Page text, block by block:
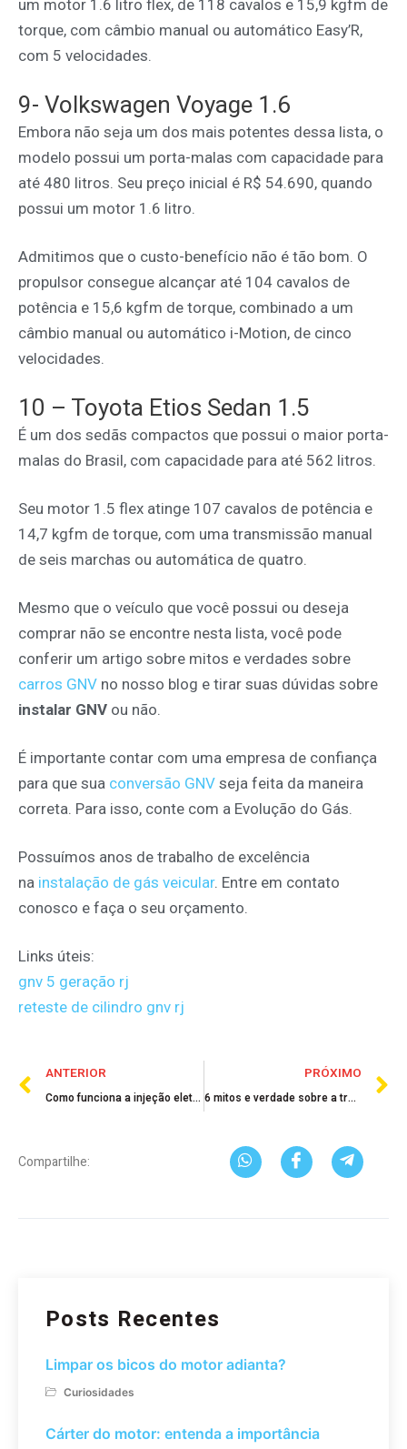
um motor 1.6 litro flex, de 118 cavalos e 15,9 kgfm de
torque, com câmbio manual ou automático Easy’R,
com 5 velocidades.
9- Volkswagen Voyage 1.6
Embora não seja um dos mais potentes dessa lista, o
modelo possui um porta-malas com capacidade para
até 480 litros. Seu preço inicial é R$ 54.690, quando
possui um motor 1.6 litro.
Admitimos que o custo-benefício não é tão bom. O
propulsor consegue alcançar até 104 cavalos de
potência e 15,6 kgfm de torque, combinado a um
câmbio manual ou automático i-Motion, de cinco
velocidades.
10 – Toyota Etios Sedan 1.5
É um dos sedãs compactos que possui o maior porta-
malas do Brasil, com capacidade para até 562 litros.
Seu motor 1.5 flex atinge 107 cavalos de potência e
14,7 kgfm de torque, com uma transmissão manual
de seis marchas ou automática de quatro.
Mesmo que o veículo que você possui ou deseja
comprar não se encontre nesta lista, você pode
conferir um artigo sobre mitos e verdades sobre
carros GNV no nosso blog e tirar suas dúvidas sobre
instalar GNV ou não.
É importante contar com uma empresa de confiança
para que sua conversão GNV seja feita da maneira
correta. Para isso, conte com a Evolução do Gás.
Possuímos anos de trabalho de excelência
na instalação de gás veicular. Entre em contato
conosco e faça o seu orçamento.
Links úteis:
gnv 5 geração rj
reteste de cilindro gnv rj
ANTERIOR
Como funciona a injeção eletrônica dos carros
PRÓXIMO
6 mitos e verdade sobre a troca de óleo
Compartilhe:
Posts Recentes
Limpar os bicos do motor adianta?
Curiosidades
Cárter do motor: entenda a importância